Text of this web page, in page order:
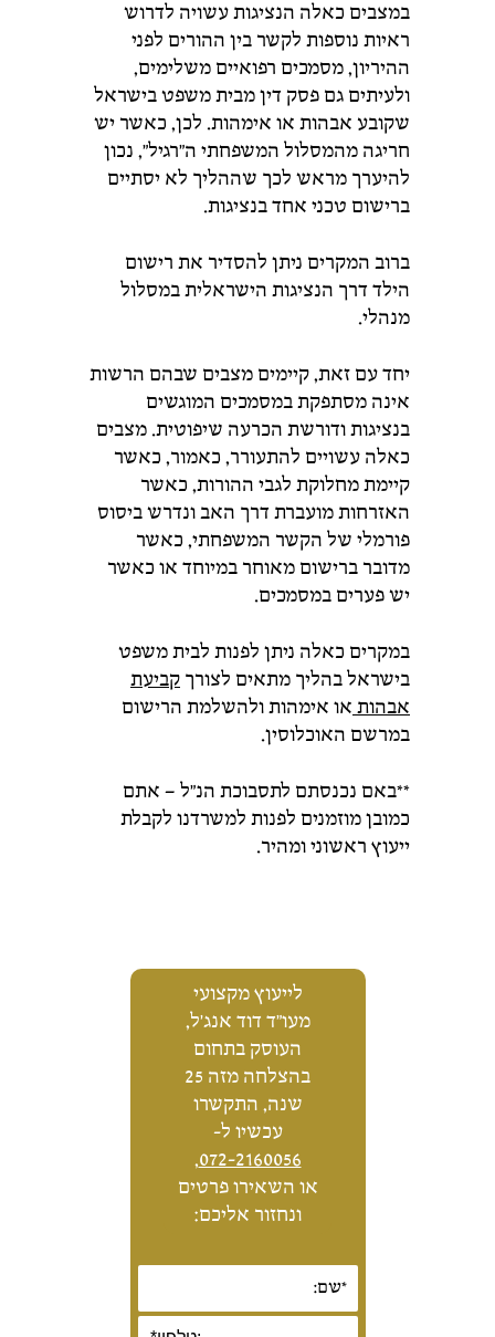
במצבים כאלה הנציגותעשויה לדרוש
ראיות נוספות לקשרבין ההורים לפני
ההיריון,מסמכים רפואיים משלימים,
ולעיתים גם פסק דיןמביתמשפטבישראל
שקובע אבהות או אימהות. לכן, כאשריש
חריגה מהמסלול המשפחתי ה"רגיל", נכון
להיערך מראש לכך שההליך לא יסתיים
ברישום טכני אחדבנציגות.
ברוב המקרים ניתן להסדיר את רישום
הילד דרך הנציגות הישראליתבמסלול
מנהלי.
יחדעם זאת,קיימים מצבים שבהם הרשות
אינה מסתפקתבמסמכים המוגשים
בנציגותודורשת הכרעה שיפוטית.מצבים
כאלה עשויים להתעורר, כאמור, כאשר
קיימתמחלוקת לגבי ההורות, כאשר
האזרחותמועברת דרך האבונדרשביסוס
פורמלי של הקשר המשפחתי, כאשר
מדוברברישום מאוחרבמיוחד או כאשר
ישפערים במסמכים.
במקרים כאלה ניתן לפנות לביתמשפט
בישראלבהליך מתאים לצורך קביעת
אבהות או אימהותולהשלמת הרישום
במרשם האוכלוסין.
**באם נכנסתם לתסבוכת הנ"ל – אתם
כמובן מוזמנים לפנות למשרדנו לקבלת
ייעוץ ראשוני ומהיר.
לייעוץ מקצועי
מעו"ד דוד אנג'ל,
העוסק בתחום
בהצלחה מזה 25
שנה, התקשרו
עכשיו ל-
072-2160056
,
או השאירו פרטים
ונחזור אליכם: